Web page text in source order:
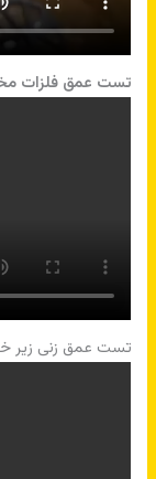
تست عمق فلزات مختلف با
تست عمق زنی زیر